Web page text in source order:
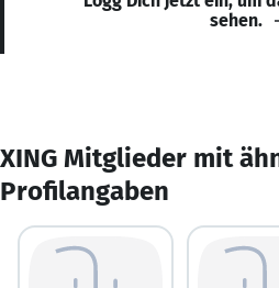
sehen.
XING Mitglieder mit
Profilangaben